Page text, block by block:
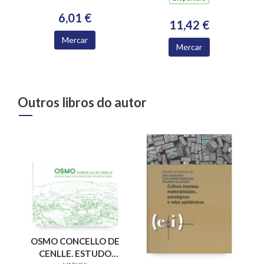
6,01 €
Mercar
11,42 €
Mercar
Outros libros do autor
OSMO CONCELLO DE
CENLLE. ESTUDO